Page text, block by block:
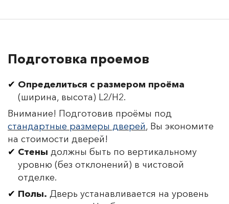
Подготовка проемов
Определиться с размером проёма
(ширина, высота) L2/H2.
Внимание! Подготовив проёмы под
стандартные размеры дверей, Вы экономите
на стоимости дверей!
Стены должны быть по вертикальному
уровню (без отклонений) в чистовой
отделке.
Полы. Дверь устанавливается на уровень